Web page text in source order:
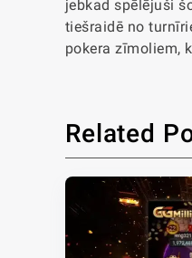
jebkad spēlējuši
tiešraidē no
pokera zīmoliem,
Related